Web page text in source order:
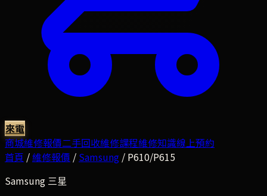
來電
商城維修報價二手回收維修課程維修知識線上預約
首頁 /維修報價 / Samsung / P610/P615
Samsung 三星